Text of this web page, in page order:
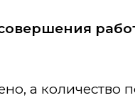
а количество